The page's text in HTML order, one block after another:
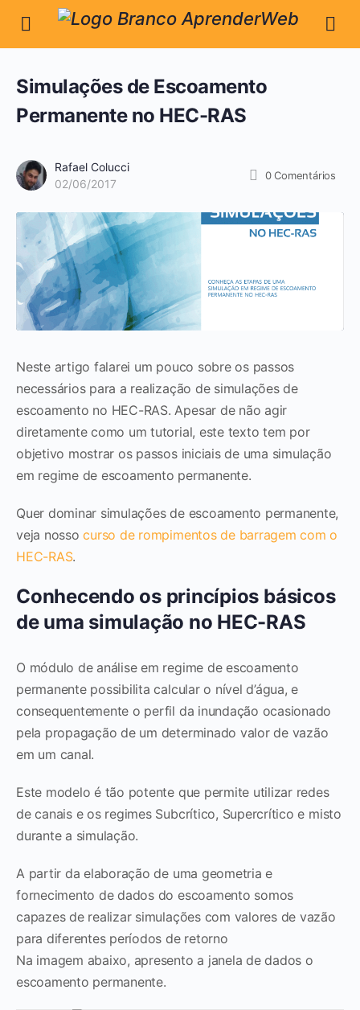
Simulações de Escoamento
Permanente no HEC-RAS
Rafael Colucci
02/06/2017
0Comentários
Neste artigo falarei um pouco sobre os passos
necessários para a realização de simulações de
escoamento no HEC-RAS. Apesar de não agir
diretamente como um tutorial, este texto tem por
objetivo mostrar os passos iniciais de uma simulação
em regime de escoamento permanente.
Quer dominar simulações de escoamento permanente,
veja nossocurso de rompimentos de barragem com o
HEC-RAS.
Conhecendo os princípios básicos
de uma simulação no HEC-RAS
O módulo de análise em regime de escoamento
permanente possibilita calcular o nível d’água, e
consequentemente o perfil da inundação ocasionado
pela propagação de um determinado valor de vazão
em um canal.
Este modelo é tão potente que permite utilizar redes
de canais e os regimes Subcrítico, Supercrítico e misto
durante a simulação.
A partir da elaboração de uma geometria e
fornecimento de dados do escoamento somos
capazes de realizar simulações com valores de vazão
para diferentes períodos de retorno
Na imagem abaixo, apresento a janela de dados o
escoamento permanente.